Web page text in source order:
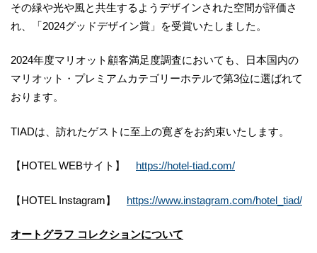
その緑や光や風と共生するようデザインされた空間が評価さ
れ、「2024グッドデザイン賞」を受賞いたしました。
2024年度マリオット顧客満足度調査においても、日本国内の
マリオット・プレミアムカテゴリーホテルで第3位に選ばれて
おります。
TIADは、訪れたゲストに至上の寛ぎをお約束いたします。
【HOTEL WEBサイト】 https://hotel-tiad.com/
【HOTEL Instagram】 https://www.instagram.com/hotel_tiad/
オートグラフ コレクションについて